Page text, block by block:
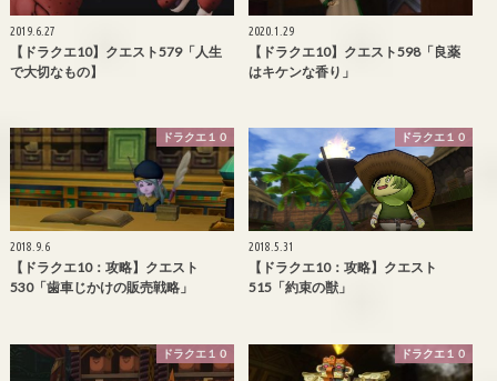
2019.6.27
【ドラクエ10】クエスト579「人生
で大切なもの】
2020.1.29
【ドラクエ10】クエスト598「良薬
はキケンな香り」
ドラクエ１０
2018.9.6
【ドラクエ10：攻略】クエスト
530「歯車じかけの販売戦略」
ドラクエ１０
2018.5.31
【ドラクエ10：攻略】クエスト
515「約束の獣」
ドラクエ１０ ドラクエ１０